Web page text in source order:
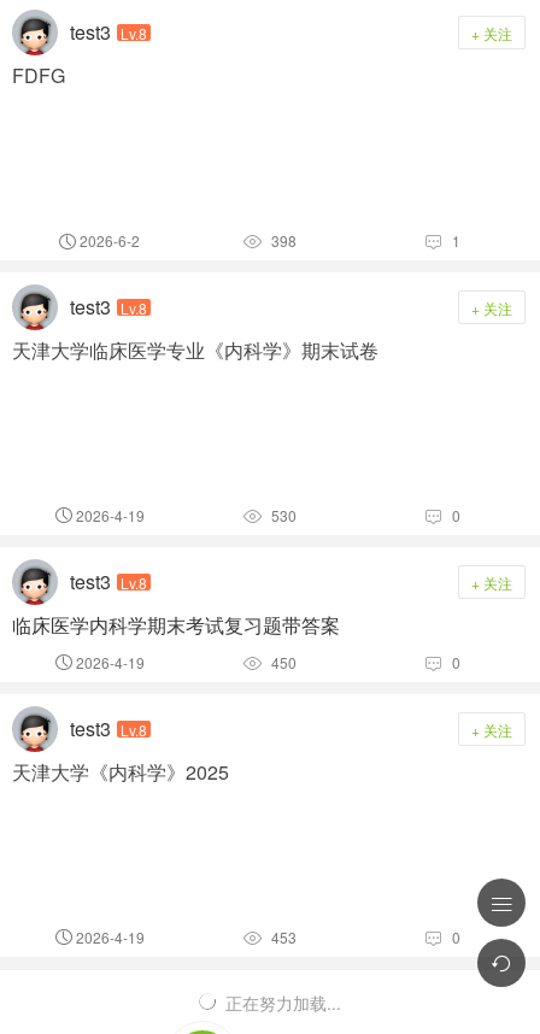
test3 Lv.8 + 关注
FDFG
 2026-6-2  398  1
test3 Lv.8 + 关注
天津大学临床医学专业《内科学》期末试卷
 2026-4-19  530  0
test3 Lv.8 + 关注
临床医学内科学期末考试复习题带答案
 2026-4-19  450  0
test3 Lv.8 + 关注
天津大学《内科学》2025
 2026-4-19  453  0
正在努力加载...

